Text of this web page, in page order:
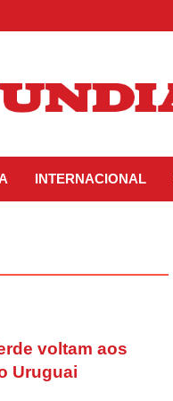
INTERNACIONAL
voltam aos
Uruguai